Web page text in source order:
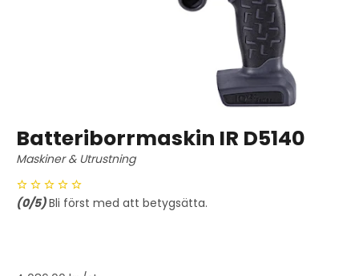
Batteriborrmaskin IR D5140
Maskiner & Utrustning
(0/5)Bli först med att betygsätta.